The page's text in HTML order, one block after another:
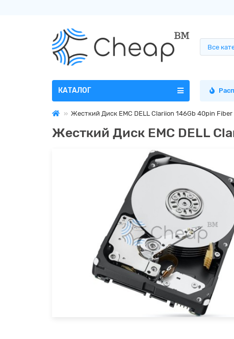
Все
КАТАЛОГ
Жесткий Диск EMC DELL Clariion 146Gb 40pin Fiber
Жесткий Диск EMC DELL